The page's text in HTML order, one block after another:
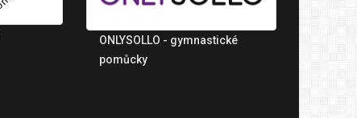
ONLYSOLLO - gymnastické
pomůcky